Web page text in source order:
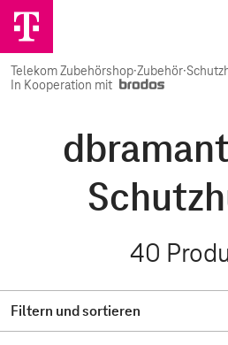
Telekom Zubehörshop·Zubehör·
In Kooperation mit
40
Filtern und sortieren